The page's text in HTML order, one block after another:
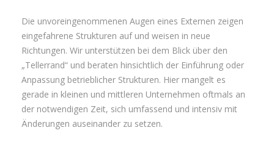
Die unvoreingenommenen Augen eines Externen zeigen
eingefahrene Strukturen auf und weisen in neue
Richtungen. Wir unterstützen bei dem Blick über den
„Tellerrand“ und beraten hinsichtlich der Einführung oder
Anpassung betrieblicher Strukturen. Hier mangelt es
gerade in kleinen und mittleren Unternehmen oftmals an
der notwendigen Zeit, sich umfassend und intensiv mit
Änderungen auseinander zu setzen.